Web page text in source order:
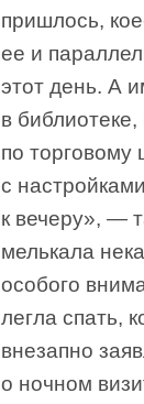
пришлось,
ее и
этот день. А
в
по торговому
с
к вечеру», —
мелькала
особого
легла спать,
внезапно
о ночном